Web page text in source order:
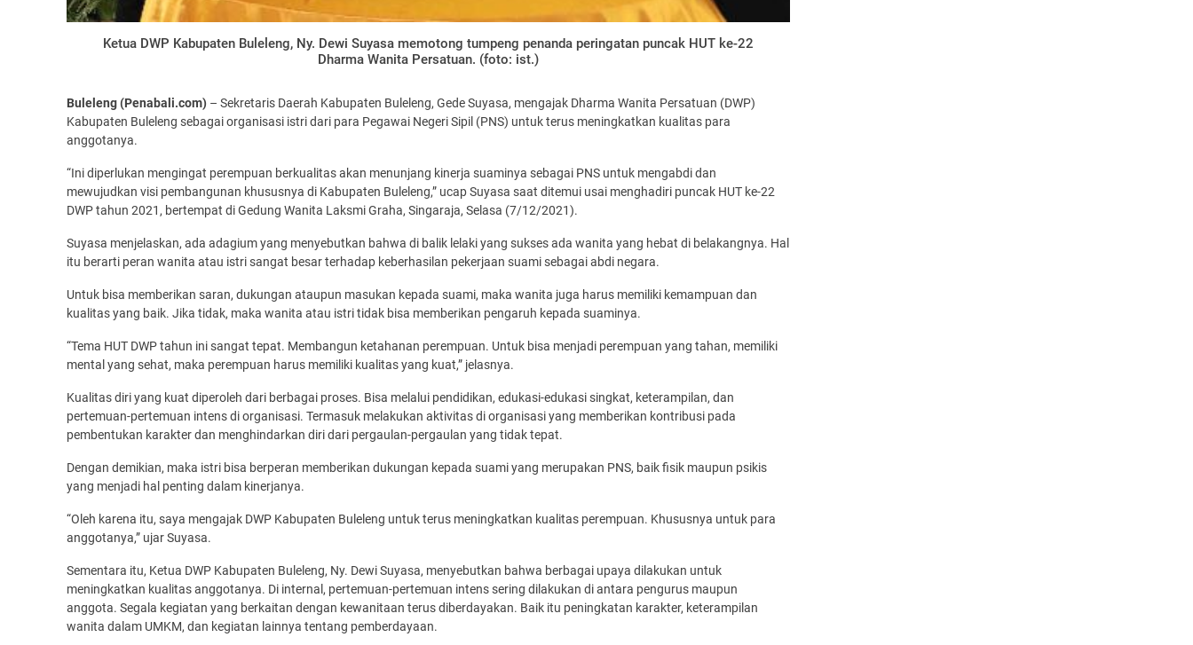
Ketua DWP Kabupaten Buleleng, Ny. Dewi Suyasa memotong tumpeng penanda peringatan puncak HUT ke-22
Dharma Wanita Persatuan. (foto: ist.)
Buleleng (Penabali.com) – Sekretaris Daerah Kabupaten Buleleng, Gede Suyasa, mengajak Dharma Wanita Persatuan (DWP)
Kabupaten Buleleng sebagai organisasi istri dari para Pegawai Negeri Sipil (PNS) untuk terus meningkatkan kualitas para
anggotanya.
“Ini diperlukan mengingat perempuan berkualitas akan menunjang kinerja suaminya sebagai PNS untuk mengabdi dan
mewujudkan visi pembangunan khususnya di Kabupaten Buleleng,” ucap Suyasa saat ditemui usai menghadiri puncak HUT ke-22
DWP tahun 2021, bertempat di Gedung Wanita Laksmi Graha, Singaraja, Selasa (7/12/2021).
Suyasa menjelaskan, ada adagium yang menyebutkan bahwa di balik lelaki yang sukses ada wanita yang hebat di belakangnya. Hal
itu berarti peran wanita atau istri sangat besar terhadap keberhasilan pekerjaan suami sebagai abdi negara.
Untuk bisa memberikan saran, dukungan ataupun masukan kepada suami, maka wanita juga harus memiliki kemampuan dan
kualitas yang baik. Jika tidak, maka wanita atau istri tidak bisa memberikan pengaruh kepada suaminya.
“Tema HUT DWP tahun ini sangat tepat. Membangun ketahanan perempuan. Untuk bisa menjadi perempuan yang tahan, memiliki
mental yang sehat, maka perempuan harus memiliki kualitas yang kuat,” jelasnya.
Kualitas diri yang kuat diperoleh dari berbagai proses. Bisa melalui pendidikan, edukasi-edukasi singkat, keterampilan, dan
pertemuan-pertemuan intens di organisasi. Termasuk melakukan aktivitas di organisasi yang memberikan kontribusi pada
pembentukan karakter dan menghindarkan diri dari pergaulan-pergaulan yang tidak tepat.
Dengan demikian, maka istri bisa berperan memberikan dukungan kepada suami yang merupakan PNS, baik fisik maupun psikis
yang menjadi hal penting dalam kinerjanya.
“Oleh karena itu, saya mengajak DWP Kabupaten Buleleng untuk terus meningkatkan kualitas perempuan. Khususnya untuk para
anggotanya,” ujar Suyasa.
Sementara itu, Ketua DWP Kabupaten Buleleng, Ny. Dewi Suyasa, menyebutkan bahwa berbagai upaya dilakukan untuk
meningkatkan kualitas anggotanya. Di internal, pertemuan-pertemuan intens sering dilakukan di antara pengurus maupun
anggota. Segala kegiatan yang berkaitan dengan kewanitaan terus diberdayakan. Baik itu peningkatan karakter, keterampilan
wanita dalam UMKM, dan kegiatan lainnya tentang pemberdayaan.